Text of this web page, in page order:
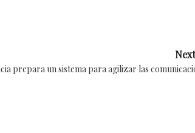
prepara un sistema para agilizar las